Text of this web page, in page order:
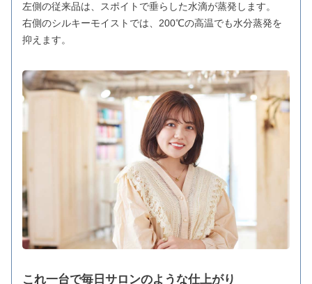
左側の従来品は、スポイトで垂らした水滴が蒸発します。
右側のシルキーモイストでは、200℃の高温でも水分蒸発を
抑えます。
これ一台で毎日サロンのような仕上がり